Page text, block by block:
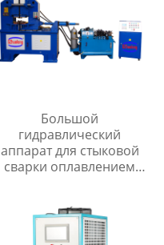
Большой
гидравлический
аппарат для стыковой
сварки оплавлением